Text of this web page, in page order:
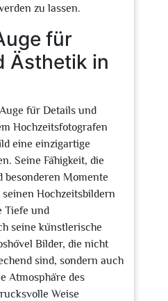
zu lassen.
für
Ästhetik in
für Details und
Hochzeitsfotografen
eine einzigartige
Seine Fähigkeit, die
Momente
Hochzeitsbildern
Tiefe und
seine künstlerische
Bilder, die nicht
sind, sondern auch
Atmosphäre des
Weise